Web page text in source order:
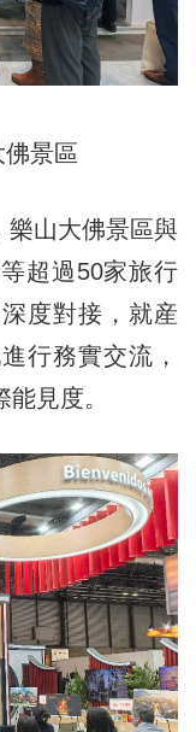
景區
山大佛景區與
超過50家旅行
度對接，就産
行務實交流，
見度。